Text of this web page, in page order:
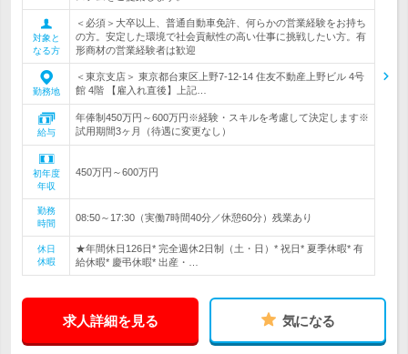
対象と
なる方
＜必須＞大卒以上、普通自動車免許、何らかの営業経験をお持ち
の方。安定した環境で社会貢献性の高い仕事に挑戦したい方。有
形商材の営業経験者は歓迎
勤務地
＜東京支店＞ 東京都台東区上野7-12-14 住友不動産上野ビル 4号
館 4階 【雇入れ直後】上記…
給与
年俸制450万円～600万円※経験・スキルを考慮して決定します※
試用期間3ヶ月（待遇に変更なし）
初年度
年収
450万円～600万円
勤務
時間
08:50～17:30（実働7時間40分／休憩60分）残業あり
休日
休暇
★年間休日126日* 完全週休2日制（土・日）* 祝日* 夏季休暇* 有
給休暇* 慶弔休暇* 出産・…
求人詳細を見る 気になる